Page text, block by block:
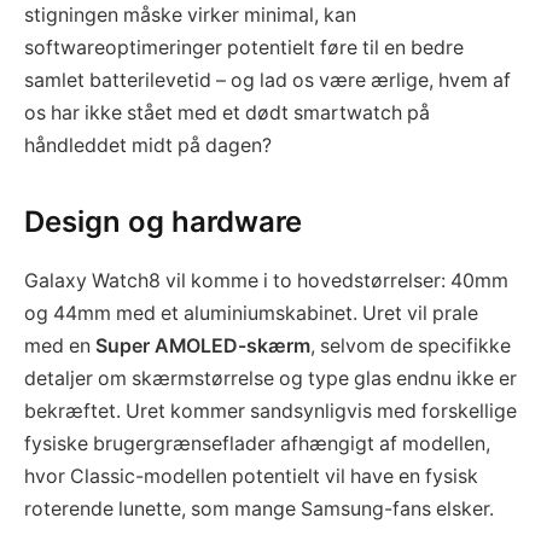
stigningen måske virker minimal, kan
softwareoptimeringer potentielt føre til en bedre
samlet batterilevetid – og lad os være ærlige, hvem af
os har ikke stået med et dødt smartwatch på
håndleddet midt på dagen?
Design og hardware
Galaxy Watch8 vil komme i to hovedstørrelser: 40mm
og 44mm med et aluminiumskabinet. Uret vil prale
med en Super AMOLED-skærm, selvom de specifikke
detaljer om skærmstørrelse og type glas endnu ikke er
bekræftet. Uret kommer sandsynligvis med forskellige
fysiske brugergrænseflader afhængigt af modellen,
hvor Classic-modellen potentielt vil have en fysisk
roterende lunette, som mange Samsung-fans elsker.